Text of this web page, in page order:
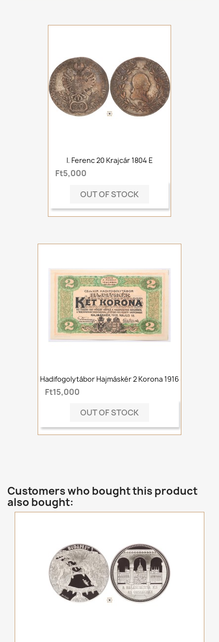
I. Ferenc 20 Krajcár 1804 E
Ft5,000
OUT OF STOCK
Hadifogolytábor Hajmáskér 2 Korona 1916
Ft15,000
OUT OF STOCK
Customers who bought this product
also bought: